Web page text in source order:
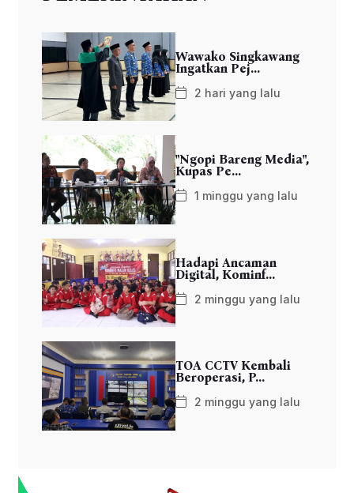
Wawako Singkawang
Ingatkan Pej...
2 hari yang lalu
"Ngopi Bareng Media",
Kupas Pe...
1 minggu yang lalu
Hadapi Ancaman
Digital, Kominf...
2 minggu yang lalu
TOA CCTV Kembali
Beroperasi, P...
2 minggu yang lalu